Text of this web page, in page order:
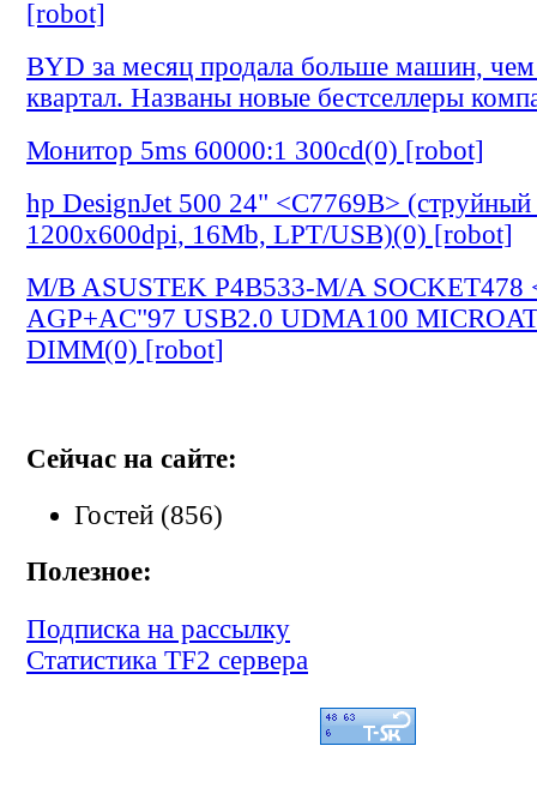
[robot]
BYD за месяц продала больше машин, чем
квартал. Названы новые бестселлеры
Монитор 5ms 60000:1 300cd(0) [robot]
hp DesignJet 500 24" <C7769B> (струйный
1200х600dpi, 16Mb, LPT/USB)(0) [robot]
M/B ASUSTEK P4B533-M/A SOCKET478
AGP+AC"97 USB2.0 UDMA100
DIMM(0) [robot]
Сейчас на сайте:
Гостей (856)
Полезное:
Подписка на рассылку
Статистика TF2 сервера